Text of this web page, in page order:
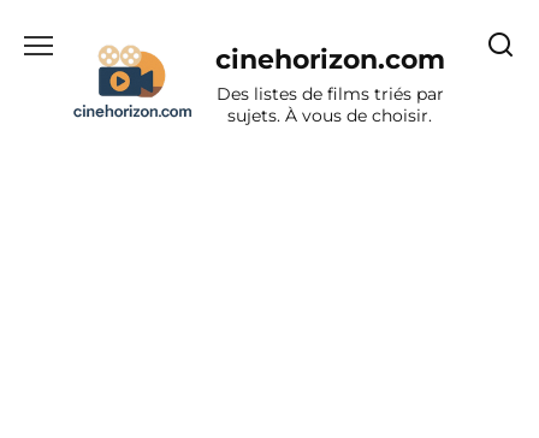
cinehorizon.com
Des listes de films triés par
sujets. À vous de choisir.